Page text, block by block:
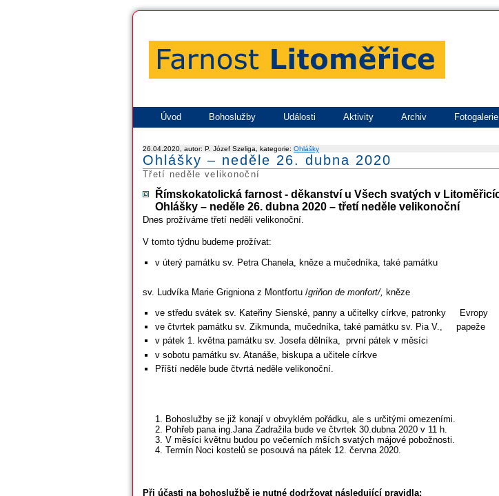
Úvod Bohoslužby Události Aktivity Archiv Fotogalerie
26.04.2020, autor: P. Józef Szeliga, kategorie: Ohlášky
Ohlášky – neděle 26. dubna 2020
Třetí neděle velikonoční
Římskokatolická farnost - děkanství u Všech svatých v
Ohlášky – neděle 26. dubna 2020 – třetí neděle velikonoční
Dnes prožíváme třetí neděli velikonoční.
V tomto týdnu budeme prožívat:
v úterý památku sv. Petra Chanela, kněze a mučedníka, také památku
sv. Ludvíka Marie Grigniona z Montfortu /griňon de monfort/, kněze
ve středu svátek sv. Kateřiny Sienské, panny a učitelky církve, patronky Evropy
ve čtvrtek památku sv. Zikmunda, mučedníka, také památku sv. Pia V., papeže
v pátek 1. května památku sv. Josefa dělníka, první pátek v měsíci
v sobotu památku sv. Atanáše, biskupa a učitele církve
Příští neděle bude čtvrtá neděle velikonoční.
Bohoslužby se již konají v obvyklém pořádku, ale s určitými omezeními.
Pohřeb pana ing.Jana Zadražila bude ve čtvrtek 30.dubna 2020 v 11 h.
V měsíci květnu budou po večerních mších svatých májové pobožnosti.
Termín Noci kostelů se posouvá na pátek 12. června 2020.
Při účasti na bohoslužbě je nutné dodržovat následující pravidla: